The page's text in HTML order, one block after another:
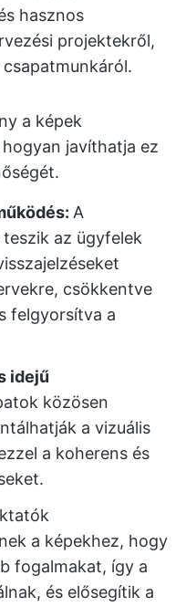
hasznos
projektekről,
a képek
javíthatja ez
A
az ügyfelek
csökkentve
felgyorsítva a
idejű
közösen
a vizuális
a koherens és
a képekhez, hogy
fogalmakat, így a
és elősegítik a